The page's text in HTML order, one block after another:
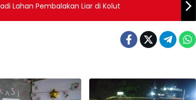
Lahan Pembalakan Liar di Kolut